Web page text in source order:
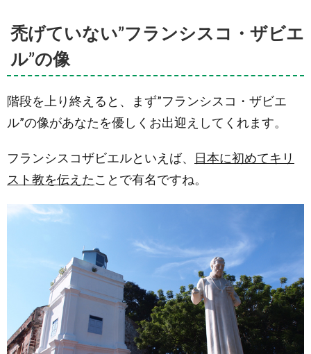
禿げていない”フランシスコ・ザビエ
ル”の像
階段を上り終えると、まず”フランシスコ・ザビエ
ル”の像があなたを優しくお出迎えしてくれます。
フランシスコザビエルといえば、 日本に初めてキリ
スト教を伝えたことで有名ですね。